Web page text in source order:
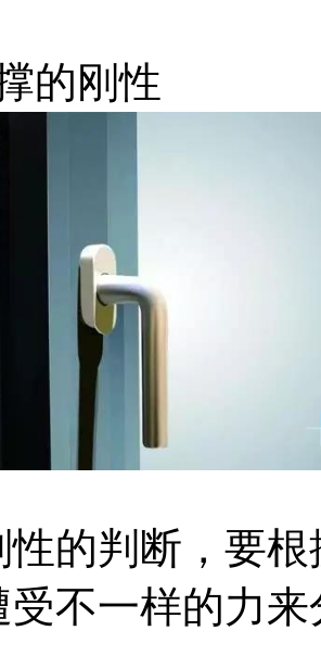
的刚性
性的判断，要
受不一样的力